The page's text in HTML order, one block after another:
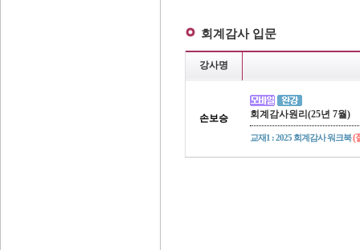
회계감사 입문
강사명
손보승 회계감사원리(25년 7월)
교재1 : 2025 회계감사 워크북(